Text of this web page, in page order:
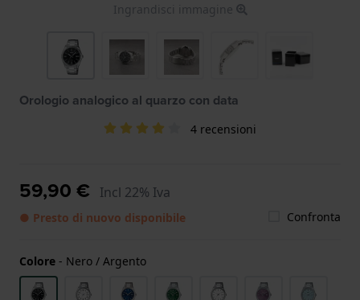
Ingrandisci immagine
Orologio analogico al quarzo con data
4 recensioni
59,90 € Incl 22% Iva
● Presto di nuovo disponibile Confronta
Colore - Nero / Argento